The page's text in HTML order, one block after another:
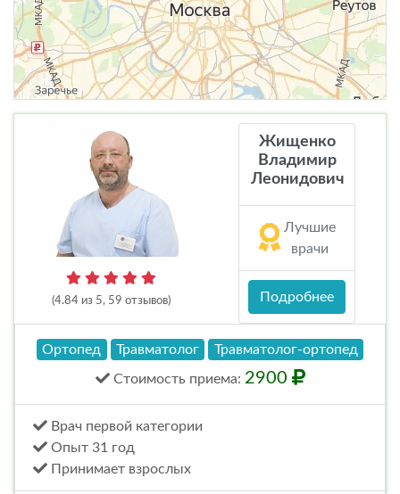
(4.84 из 5, 59 отзывов)
Жищенко
Владимир
Леонидович
Лучшие
врачи
Подробнее
Ортопед Травматолог Травматолог-ортопед
Стоимость приема: 2900
Врач первой категории
Опыт 31 год
Принимает взрослых